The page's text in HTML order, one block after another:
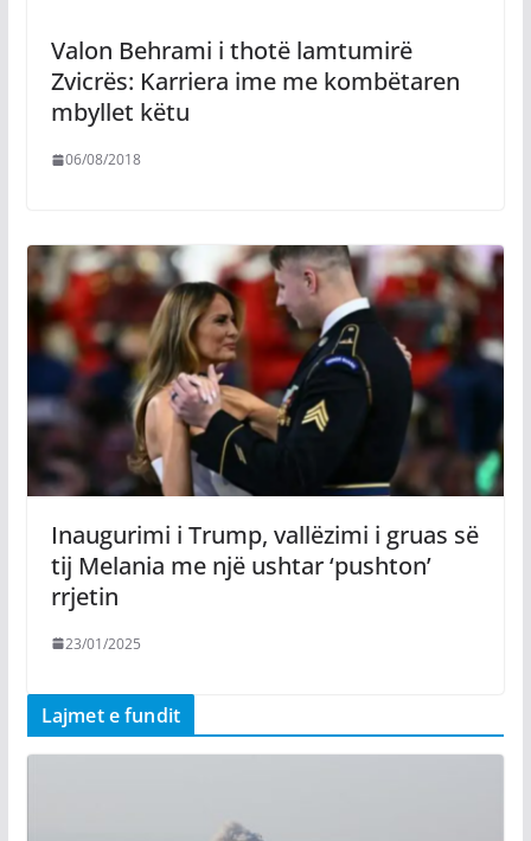
Valon Behrami i thotë lamtumirë
Zvicrës: Karriera ime me kombëtaren
mbyllet këtu
06/08/2018
Inaugurimi i Trump, vallëzimi i gruas së
tij Melania me një ushtar ‘pushton’
rrjetin
23/01/2025
Lajmet e fundit